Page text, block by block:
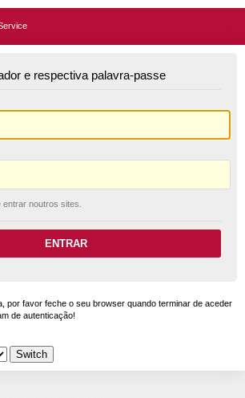
e respectiva palavra-passe
noutros sites.
por favor feche o seu browser quando terminar de aceder
de autenticação!